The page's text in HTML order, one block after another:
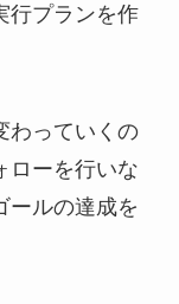
行プランを作
わっていくの
ローを行いな
ールの達成を